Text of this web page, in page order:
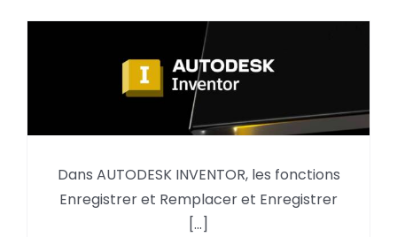
Enregistrer et Remplacer (Tout)
Dans AUTODESK INVENTOR, les fonctions
Enregistrer et Remplacer et Enregistrer
[...]